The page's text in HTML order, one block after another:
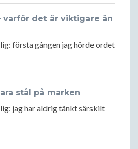
varför det är viktigare än
första gången jag hörde ordet
stål på marken
jag har aldrig tänkt särskilt